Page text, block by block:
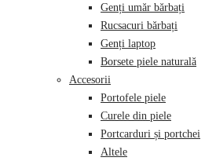
Genți umăr bărbați
Rucsacuri bărbați
Genți laptop
Borsete piele naturală
Accesorii
Portofele piele
Curele din piele
Portcarduri și portchei
Altele